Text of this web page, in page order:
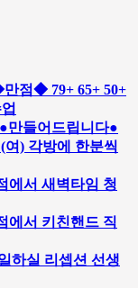
점◆ 79+ 65+ 50+
만들어드립니다●
여) 각방에 한분씩
에서 새벽타임 청
에서 키친핸드 직
하실 리셉션 선생